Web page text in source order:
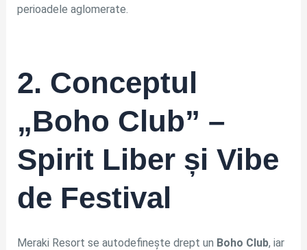
perioadele aglomerate.
2. Conceptul
„Boho Club” –
Spirit Liber și Vibe
de Festival
Meraki Resort se autodefinește drept un Boho Club, iar